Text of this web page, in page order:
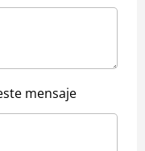
mensaje